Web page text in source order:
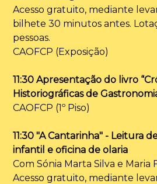
Acesso gratuito, mediante
bilhete 30 minutos antes.
pessoas.
CAOFCP (Exposição)
11:30 Apresentação do livro
Historiográficas de
CAOFCP (1º Piso)
11:30 "A Cantarinha" - Leitura
infantil e oficina de olaria
Com Sónia Marta Silva e Maria
Acesso gratuito, mediante